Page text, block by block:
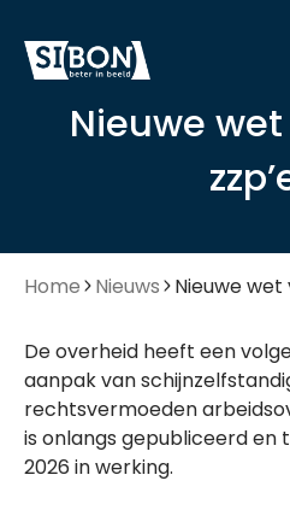
Nieuwe
Home Nieuws Nieuwe wet
De overheid heeft een
aanpak van
rechtsvermoeden
is onlangs gepubliceerd en
2026 in werking.